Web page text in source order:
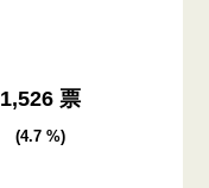
1,526 票
(4.7 %)